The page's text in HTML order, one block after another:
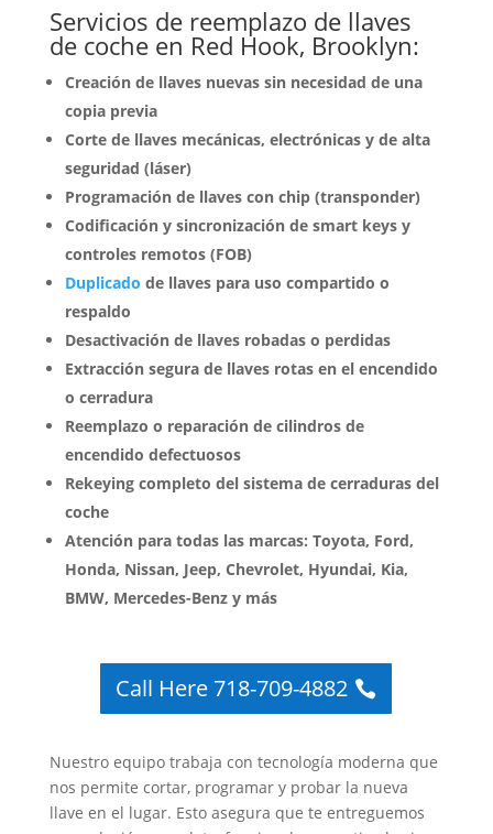
Servicios de reemplazo de llaves
de coche en Red Hook, Brooklyn:
Creación de llaves nuevas sin necesidad de una
copia previa
Corte de llaves mecánicas, electrónicas y de alta
seguridad (láser)
Programación de llaves con chip (transponder)
Codificación y sincronización de smart keys y
controles remotos (FOB)
Duplicado de llaves para uso compartido o
respaldo
Desactivación de llaves robadas o perdidas
Extracción segura de llaves rotas en el encendido
o cerradura
Reemplazo o reparación de cilindros de
encendido defectuosos
Rekeying completo del sistema de cerraduras del
coche
Atención para todas las marcas: Toyota, Ford,
Honda, Nissan, Jeep, Chevrolet, Hyundai, Kia,
BMW, Mercedes-Benz y más
Call Here 718-709-4882
Nuestro equipo trabaja con tecnología moderna que
nos permite cortar, programar y probar la nueva
llave en el lugar. Esto asegura que te entreguemos